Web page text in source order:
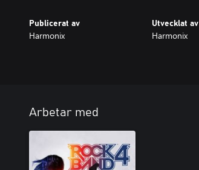
Publicerat av
Harmonix
Utvecklat av
Harmonix
Arbetar med